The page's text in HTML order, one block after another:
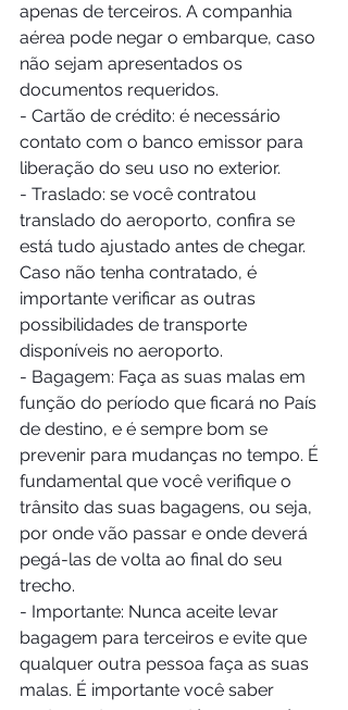
apenas de terceiros. A companhia
aérea pode negar o embarque, caso
não sejam apresentados os
documentos requeridos.
- Cartão de crédito: é necessário
contato com o banco emissor para
liberação do seu uso no exterior.
- Traslado: se você contratou
translado do aeroporto, confira se
está tudo ajustado antes de chegar.
Caso não tenha contratado, é
importante verificar as outras
possibilidades de transporte
disponíveis no aeroporto.
- Bagagem: Faça as suas malas em
função do período que ficará no País
de destino, e é sempre bom se
prevenir para mudanças no tempo. É
fundamental que você verifique o
trânsito das suas bagagens, ou seja,
por onde vão passar e onde deverá
pegá-las de volta ao final do seu
trecho.
- Importante: Nunca aceite levar
bagagem para terceiros e evite que
qualquer outra pessoa faça as suas
malas. É importante você saber